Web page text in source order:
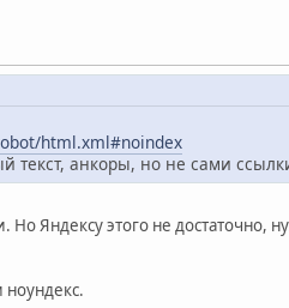
html.xml#noindex
анкоры, но не сами
Но Яндексу этого не достаточно,
ноундекс.